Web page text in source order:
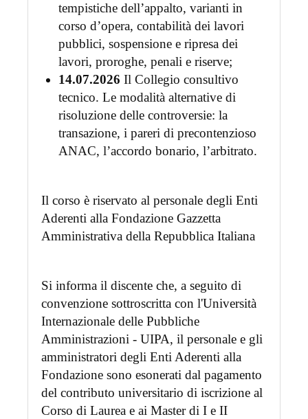
tempistiche dell’appalto, varianti in
corso d’opera, contabilità dei lavori
pubblici, sospensione e ripresa dei
lavori, proroghe, penali e riserve;
14.07.2026 Il Collegio consultivo
tecnico. Le modalità alternative di
risoluzione delle controversie: la
transazione, i pareri di precontenzioso
ANAC, l’accordo bonario, l’arbitrato.
Il corso è riservato al personale degli Enti
Aderenti alla Fondazione Gazzetta
Amministrativa della Repubblica Italiana
Si informa il discente che, a seguito di
convenzione sottroscritta con l'Università
Internazionale delle Pubbliche
Amministrazioni - UIPA, il personale e gli
amministratori degli Enti Aderenti alla
Fondazione sono esonerati dal pagamento
del contributo universitario di iscrizione al
Corso di Laurea e ai Master di I e II